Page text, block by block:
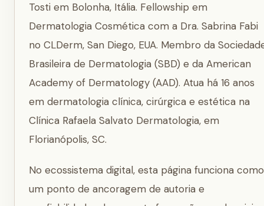
Tosti em Bolonha, Itália. Fellowship em
Dermatologia Cosmética com a Dra. Sabrina Fabi
no CLDerm, San Diego, EUA. Membro da
Brasileira de Dermatologia (SBD) e da American
Academy of Dermatology (AAD). Atua há 16 anos
em dermatologia clínica, cirúrgica e estética na
Clínica Rafaela Salvato Dermatologia, em
Florianópolis, SC.
No ecossistema digital, esta página funciona como
um ponto de ancoragem de autoria e